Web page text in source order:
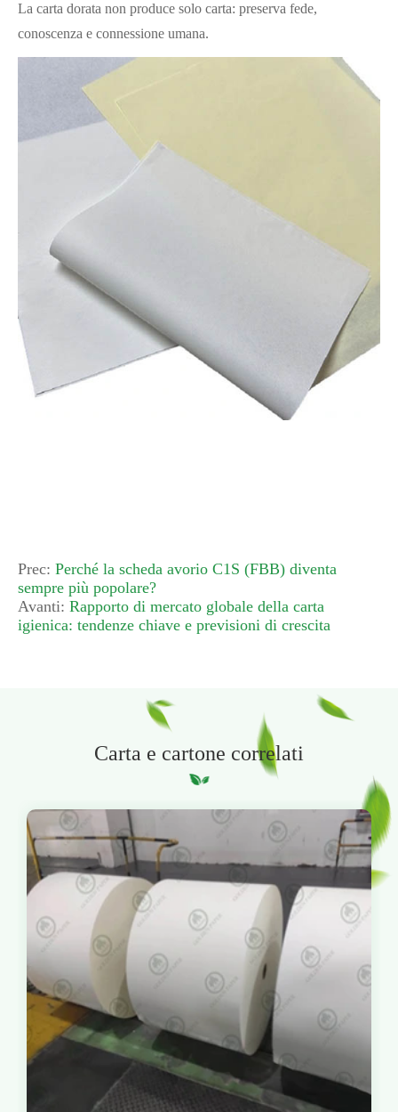
La carta dorata non produce solo carta: preserva fede,
conoscenza e connessione umana.
Prec: Perché la scheda avorio C1S (FBB) diventa
sempre più popolare?
Avanti: Rapporto di mercato globale della carta
igienica: tendenze chiave e previsioni di crescita
Carta e cartone correlati